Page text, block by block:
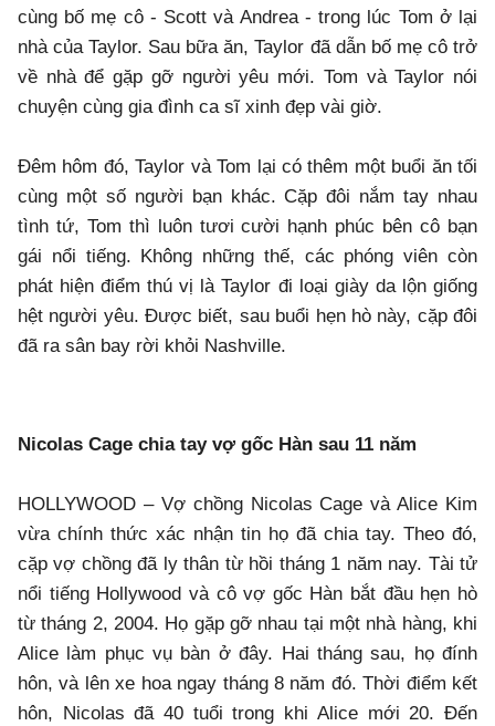
cùng bố mẹ cô - Scott và Andrea - trong lúc Tom ở lại
nhà của Taylor. Sau bữa ăn, Taylor đã dẫn bố mẹ cô trở
về nhà để gặp gỡ người yêu mới. Tom và Taylor nói
chuyện cùng gia đình ca sĩ xinh đẹp vài giờ.
Đêm hôm đó, Taylor và Tom lại có thêm một buổi ăn tối
cùng một số người bạn khác. Cặp đôi nắm tay nhau
tình tứ, Tom thì luôn tươi cười hạnh phúc bên cô bạn
gái nổi tiếng. Không những thế, các phóng viên còn
phát hiện điểm thú vị là Taylor đi loại giày da lộn giống
hệt người yêu. Được biết, sau buổi hẹn hò này, cặp đôi
đã ra sân bay rời khỏi Nashville.
Nicolas Cage chia tay vợ gốc Hàn sau 11 năm
HOLLYWOOD – Vợ chồng Nicolas Cage và Alice Kim
vừa chính thức xác nhận tin họ đã chia tay. Theo đó,
cặp vợ chồng đã ly thân từ hồi tháng 1 năm nay. Tài tử
nổi tiếng Hollywood và cô vợ gốc Hàn bắt đầu hẹn hò
từ tháng 2, 2004. Họ gặp gỡ nhau tại một nhà hàng, khi
Alice làm phục vụ bàn ở đây. Hai tháng sau, họ đính
hôn, và lên xe hoa ngay tháng 8 năm đó. Thời điểm kết
hôn, Nicolas đã 40 tuổi trong khi Alice mới 20. Đến